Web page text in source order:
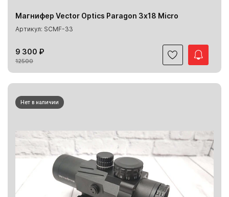
Магнифер Vector Optics Paragon 3х18 Micro
Артикул: SCMF-33
9 300 ₽
12500
Нет в наличии